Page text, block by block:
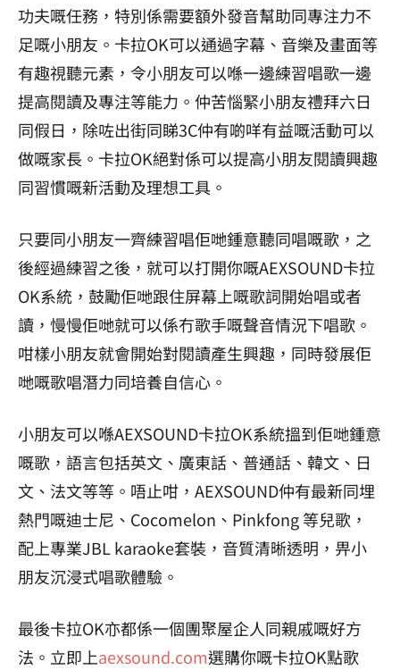
功夫嘅任務，特別係需要額外發音幫助同專注力不
足嘅小朋友。卡拉OK可以通過字幕、音樂及畫面等
有趣視聽元素，令小朋友可以喺一邊練習唱歌一邊
提高閱讀及專注等能力。仲苦惱緊小朋友禮拜六日
同假日，除咗出街同睇3C仲有啲咩有益嘅活動可以
做嘅家長。卡拉OK絕對係可以提高小朋友閱讀興趣
同習慣嘅新活動及理想工具。
只要同小朋友一齊練習唱佢哋鍾意聽同唱嘅歌，之
後經過練習之後，就可以打開你嘅AEXSOUND卡拉
OK系統，鼓勵佢哋跟住屏幕上嘅歌詞開始唱或者
讀，慢慢佢哋就可以係冇歌手嘅聲音情況下唱歌。
咁樣小朋友就會開始對閱讀產生興趣，同時發展佢
哋嘅歌唱潛力同培養自信心。
小朋友可以喺AEXSOUND卡拉OK系統搵到佢哋鍾意
嘅歌，語言包括英文、廣東話、普通話、韓文、日
文、法文等等。唔止咁，AEXSOUND仲有最新同埋
熱門嘅迪士尼、Cocomelon、Pinkfong 等兒歌，
配上專業JBL karaoke套裝，音質清晰透明，畀小
朋友沉浸式唱歌體驗。
最後卡拉OK亦都係一個團聚屋企人同親戚嘅好方
法。立即上aexsound.com選購你嘅卡拉OK點歌